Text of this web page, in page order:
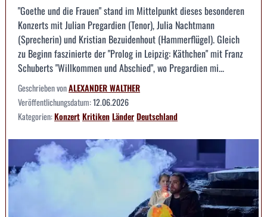
"Goethe und die Frauen" stand im Mittelpunkt dieses besonderen
Konzerts mit Julian Pregardien (Tenor), Julia Nachtmann
(Sprecherin) und Kristian Bezuidenhout (Hammerflügel). Gleich
zu Beginn faszinierte der "Prolog in Leipzig: Käthchen" mit Franz
Schuberts "Willkommen und Abschied", wo Pregardien mi...
Geschrieben vonALEXANDER WALTHER
Veröffentlichungsdatum:12.06.2026
Kategorien:KonzertKritikenLänderDeutschland